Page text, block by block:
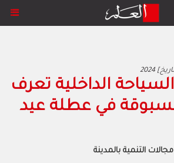
الداخلية تعرف
في عطلة عيد
التنمية بالمدينة